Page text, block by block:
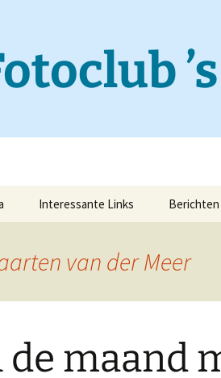
Interessante Links Berichten
van der Meer
de maand